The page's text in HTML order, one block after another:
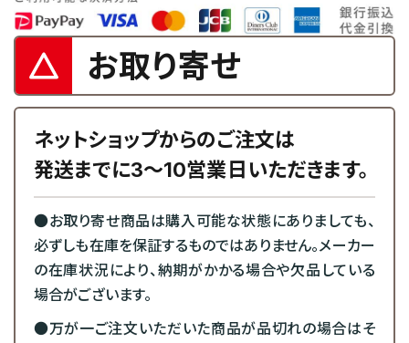
お取り寄せ
ネットショップからのご注文は
発送までに3～10営業日いただきます。
●お取り寄せ商品は購入可能な状態にありましても、
必ずしも在庫を保証するものではありません。メーカー
の在庫状況により、納期がかかる場合や欠品している
場合がございます。
●万が一ご注文いただいた商品が品切れの場合はそ